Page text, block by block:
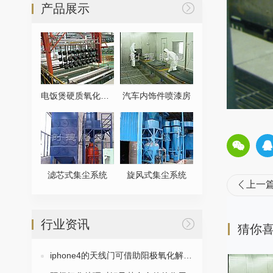
 上一
猜你
产品展示 
汽车内饰件喷漆房
滤芯式集尘系统 旋风式集尘系统
行业资讯 